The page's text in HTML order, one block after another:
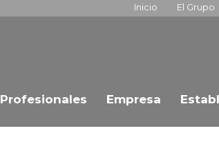
Inicio El Grupo
Profesionales Empresa